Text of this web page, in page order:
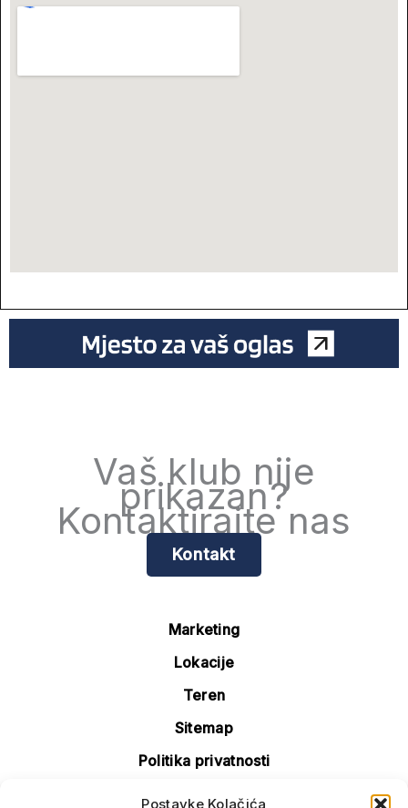
Postavke Kolačića
Vaš klub nije
prikazan?
Kontaktirajte nas
Kontakt
Marketing
Lokacije
Teren
Sitemap
Politika privatnosti